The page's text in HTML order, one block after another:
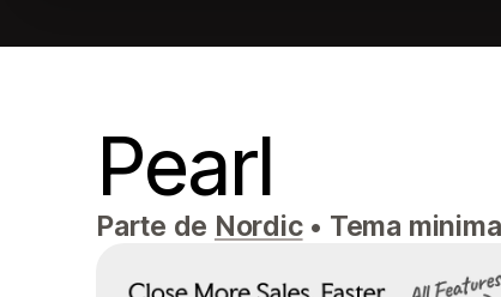
Pearl
Parte de Nordic • Tema